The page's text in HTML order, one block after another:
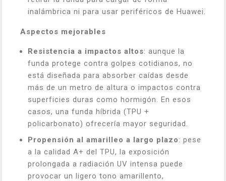
inalámbrica ni para usar periféricos de Huawei.
Aspectos mejorables
Resistencia a impactos altos: aunque la
funda protege contra golpes cotidianos, no
está diseñada para absorber caídas desde
más de un metro de altura o impactos contra
superficies duras como hormigón. En esos
casos, una funda híbrida (TPU +
policarbonato) ofrecería mayor seguridad.
Propensión al amarilleo a largo plazo: pese
a la calidad A+ del TPU, la exposición
prolongada a radiación UV intensa puede
provocar un ligero tono amarillento,